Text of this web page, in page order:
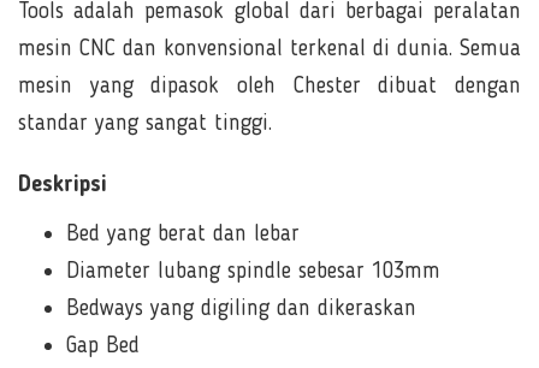
Tools adalah pemasok global dari berbagai peralatan
mesin CNC dan konvensional terkenal di dunia. Semua
mesin yang dipasok oleh Chester dibuat dengan
standar yang sangat tinggi.
Deskripsi
Bed yang berat dan lebar
Diameter lubang spindle sebesar 103mm
Bedways yang digiling dan dikeraskan
Gap Bed